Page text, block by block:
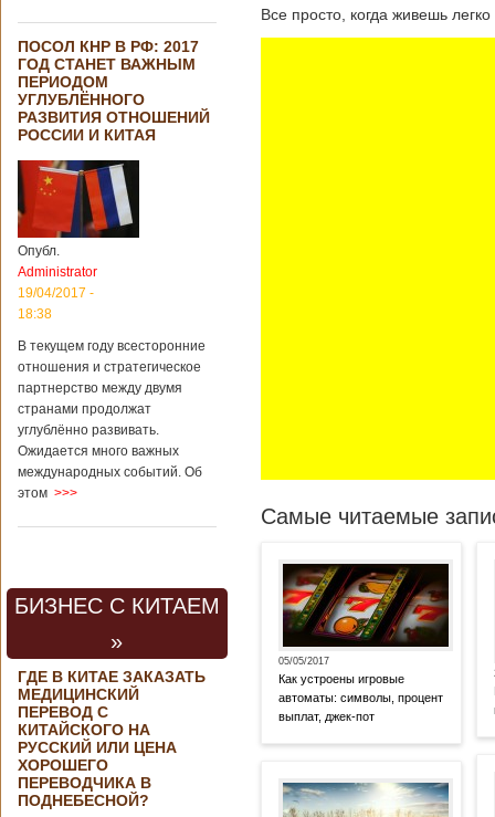
ПОСОЛ КНР В РФ: 2017
ГОД СТАНЕТ ВАЖНЫМ
ПЕРИОДОМ
УГЛУБЛЁННОГО
РАЗВИТИЯ ОТНОШЕНИЙ
РОССИИ И КИТАЯ
Опубл.
Administrator
19/04/2017 -
18:38
В текущем году всесторонние
отношения и стратегическое
партнерство между двумя
странами продолжат
углублённо развивать.
Ожидается много важных
международных событий. Об
этом >>>
БИЗНЕС С КИТАЕМ
»
ГДЕ В КИТАЕ ЗАКАЗАТЬ
МЕДИЦИНСКИЙ
ПЕРЕВОД С
КИТАЙСКОГО НА
РУССКИЙ ИЛИ ЦЕНА
ХОРОШЕГО
ПЕРЕВОДЧИКА В
ПОДНЕБЕСНОЙ?
Все просто, когда живешь
Самые читаемые
05/05/2017
Как устроены игровые
автоматы: символы, процент
выплат, джек-пот